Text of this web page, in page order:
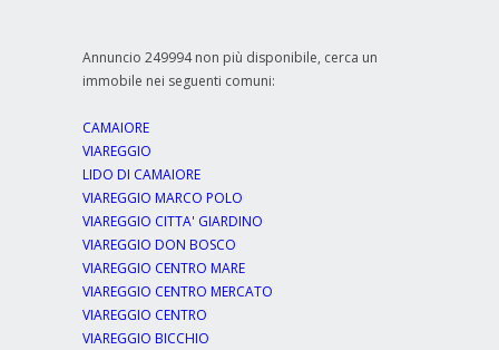
Annuncio 249994 non più disponibile, cerca un
immobile nei seguenti comuni:
CAMAIORE
VIAREGGIO
LIDO DI CAMAIORE
VIAREGGIO MARCO POLO
VIAREGGIO CITTA' GIARDINO
VIAREGGIO DON BOSCO
VIAREGGIO CENTRO MARE
VIAREGGIO CENTRO MERCATO
VIAREGGIO CENTRO
VIAREGGIO BICCHIO